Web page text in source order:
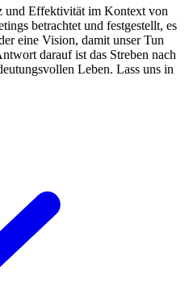
und Effektivität im Kontext von
betrachtet und festgestellt, es
eine Vision, damit unser Tun
darauf ist das Streben nach
Leben. Lass uns in